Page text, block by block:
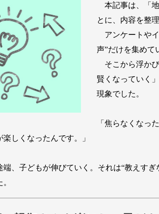
本記事は、「地
とに、内容を整
アンケートやイ
声”だけを集めて
そこから浮か
賢くなっていく
現象でした。
「焦らなくなっ
楽しくなったんです。」
、子どもが伸びていく。それは“教えす